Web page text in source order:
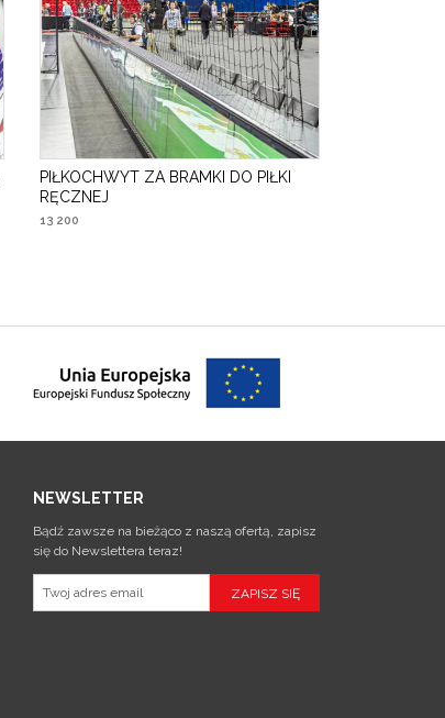
PIŁKOCHWYT ZA BRAMKI DO PIŁKI
RĘCZNEJ
13 200
NEWSLETTER
Bądź zawsze na bieżąco z naszą ofertą, zapisz
się do Newslettera teraz!